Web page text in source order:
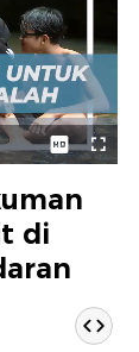
di